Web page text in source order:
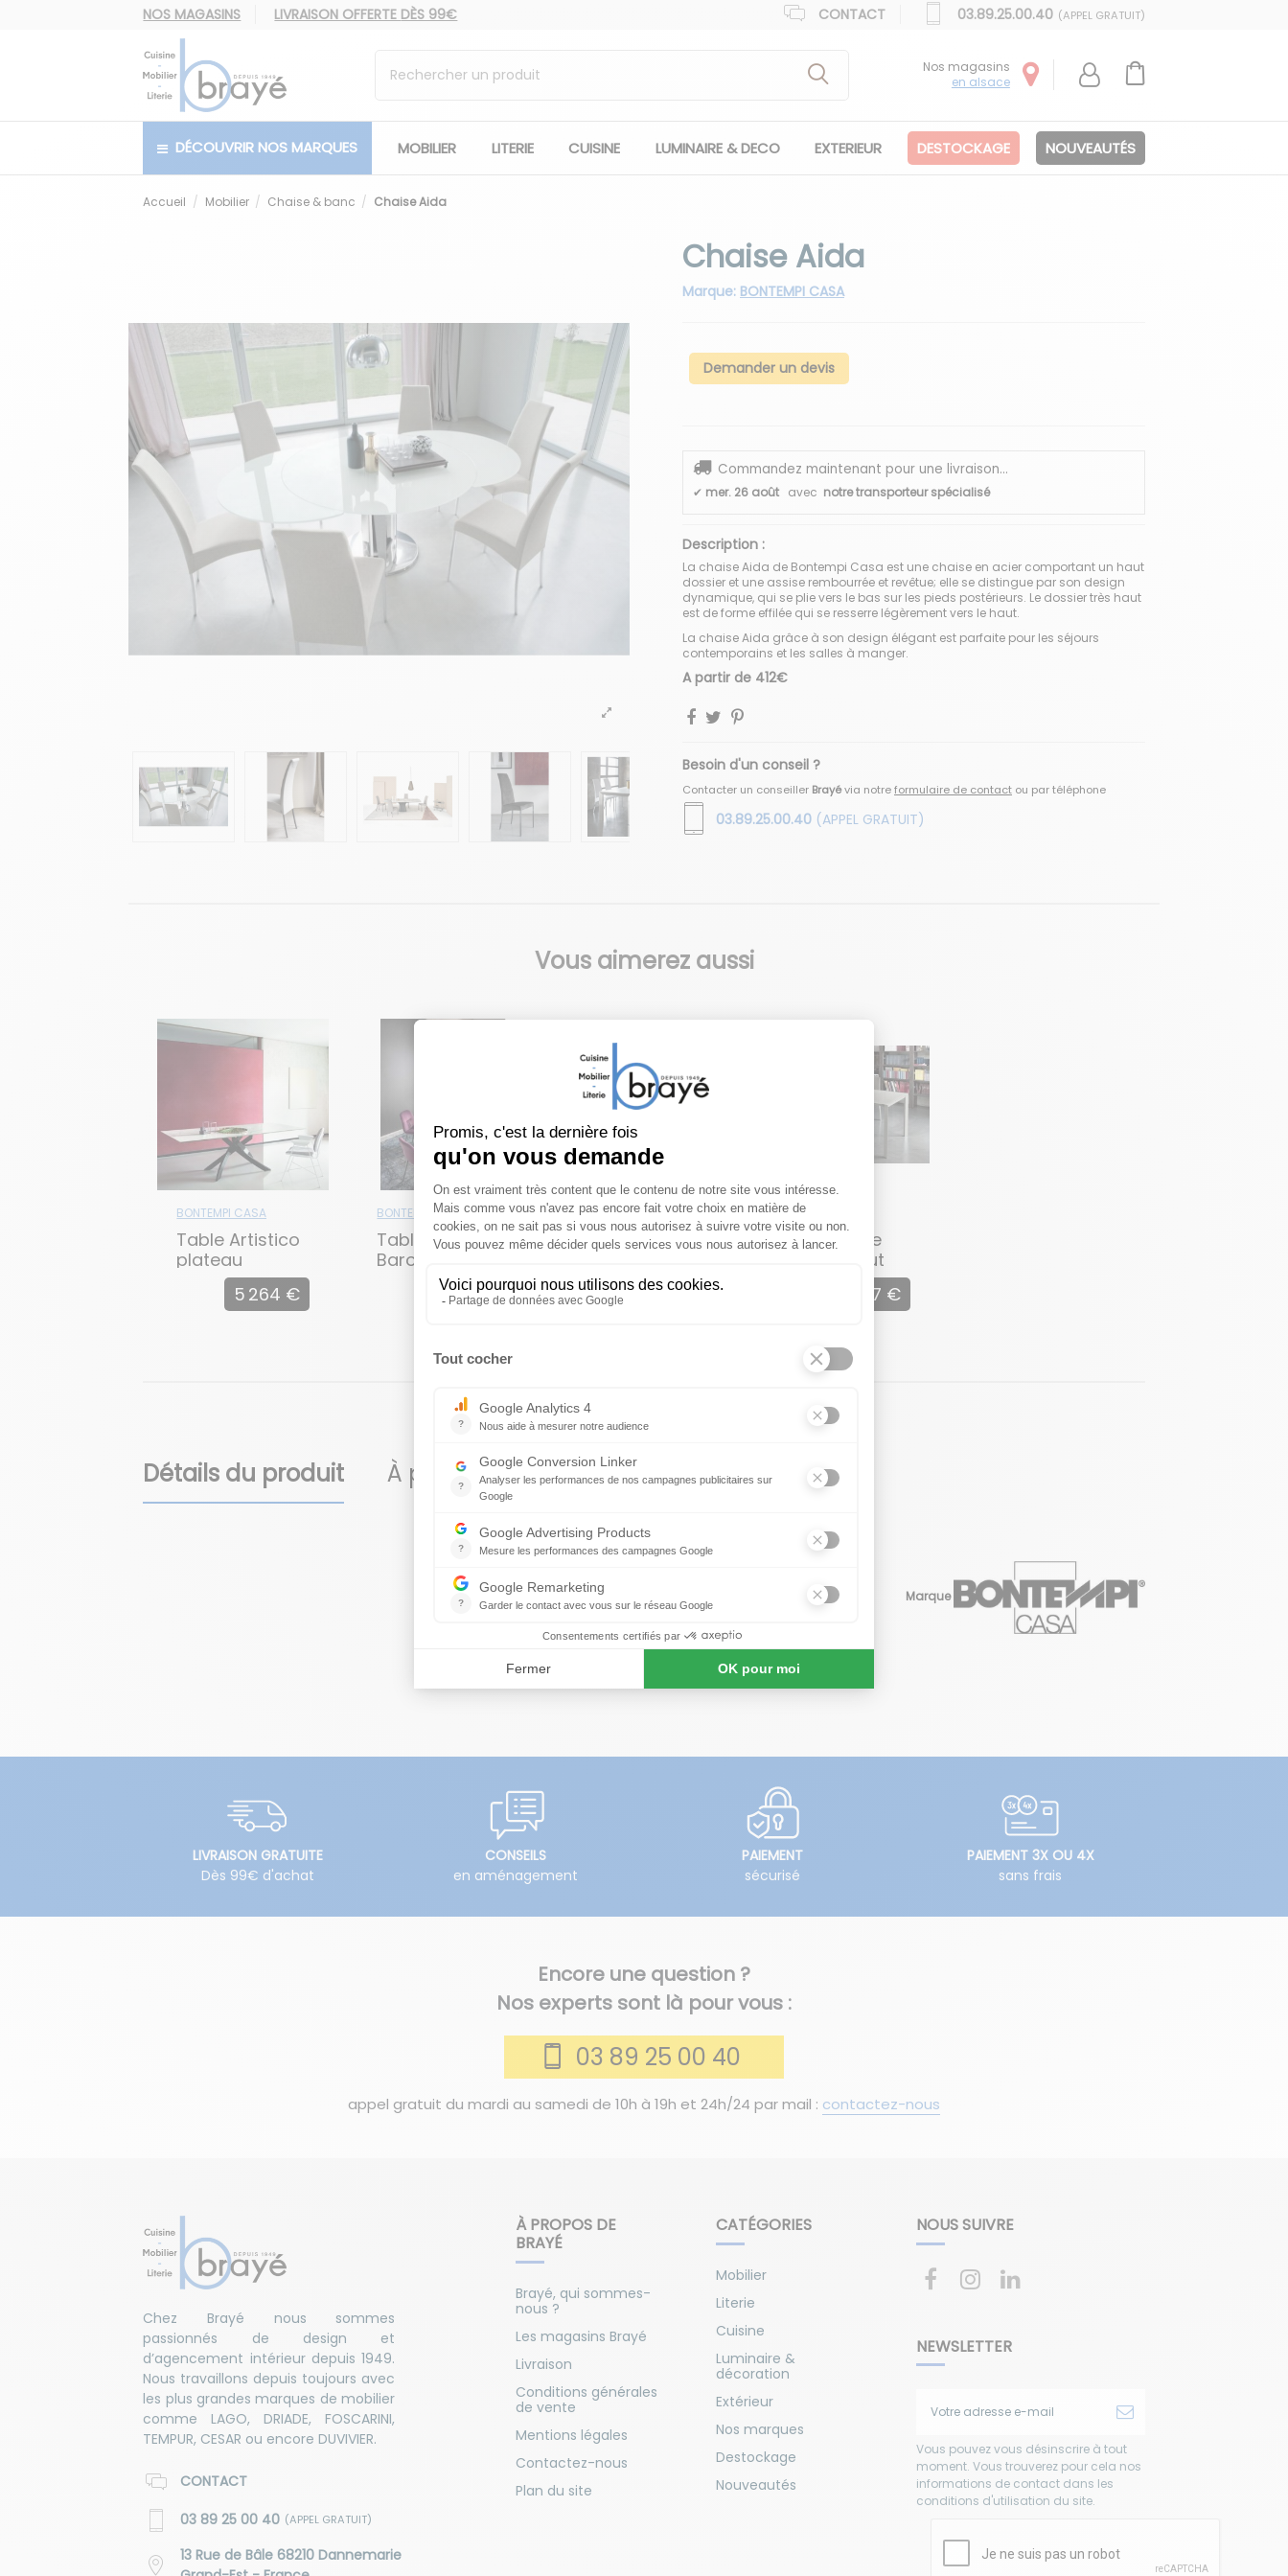
NOS MAGASINS LIVRAISON OFFERTE DÈS 99€ CONTACT 03.89.25.00.40 (APPEL GRATUIT)
Nos magasins
en alsace
DÉCOUVRIR NOS MARQUES MOBILIER LITERIE CUISINE LUMINAIRE & DECO EXTERIEUR DESTOCKAGE NOUVEAUTÉS
Accueil Mobilier Chaise & banc Chaise Aida
Chaise Aida
Marque: BONTEMPI CASA
Demander un devis
Commandez maintenant pour une livraison...
✔ mer. 26 août avec notre transporteur spécialisé
Description :
La chaise Aida de Bontempi Casa est une chaise en acier comportant un haut
dossier et une assise rembourrée et revêtue; elle se distingue par son design
dynamique, qui se plie vers le bas sur les pieds postérieurs. Le dossier très haut
est de forme effilée qui se resserre légèrement vers le haut.
La chaise Aida grâce à son design élégant est parfaite pour les séjours
contemporains et les salles à manger.
A partir de 412€
Besoin d'un conseil ?
Contacter un conseiller Brayévia notreformulaire de contact ou par téléphone
03.89.25.00.40 (APPEL GRATUIT)
Vous aimerez aussi
BONTEMPI CASA
Table Artistico
plateau
marbre
5 264 €
BONTEMPI CASA
Table ronde
Barone
BONTEMPI CASA
Table Chef
BONTEMPI CASA
Chaise Alice
dossier haut
587 €
Chaise Aida
Détails du produit À propos de BONTEMPI CASA
Marque
Encore une question ?
Nos experts sont là pour vous :
03 89 25 00 40
appel gratuit du mardi au samedi de 10h à 19h et 24h/24 par mail : contactez-nous
LIVRAISON GRATUITE
Dès 99€ d'achat
CONSEILS
en aménagement
PAIEMENT
sécurisé
PAIEMENT 3X OU 4X
sans frais
À PROPOS DE
BRAYÉ
Brayé, qui sommes-
nous ?
Les magasins Brayé
Livraison
Conditions générales
de vente
Mentions légales
Contactez-nous
Plan du site
CATÉGORIES
Mobilier
Literie
Cuisine
Luminaire &
décoration
Extérieur
Nos marques
Destockage
Nouveautés
Chez Brayé nous sommes
passionnés de design et
d’agencement intérieur depuis 1949.
Nous travaillons depuis toujours avec
les plus grandes marques de mobilier
comme LAGO, DRIADE, FOSCARINI,
TEMPUR, CESAR ou encore DUVIVIER.
CONTACT
03 89 25 00 40 (APPEL GRATUIT)
13 Rue de Bâle 68210 Dannemarie
NOUS SUIVRE
NEWSLETTER
Vous pouvez vous désinscrire à tout
moment. Vous trouverez pour cela nos
informations de contact dans les
conditions d'utilisation du site.